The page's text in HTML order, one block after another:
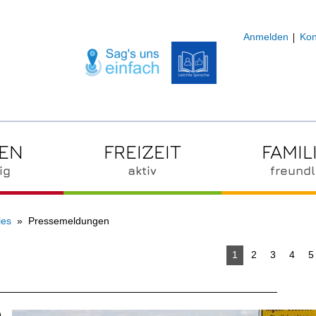
Anmelden
FREIZEIT
aktiv
Pressemeldungen
1 2 3 4 5